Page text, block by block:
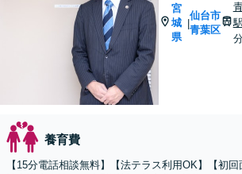
宮
城
県
|
仙台市
青葉区
駅
養育費
【15分電話相談無料】【法テラス利用OK】【初